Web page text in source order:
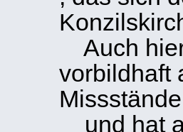
Auch
vorbildhaft
Missstände
und hat